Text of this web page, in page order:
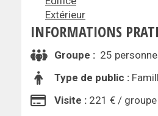
Extérieur
INFORMATIONS
Groupe : 25
Type de public :
Visite : 221 € / groupe